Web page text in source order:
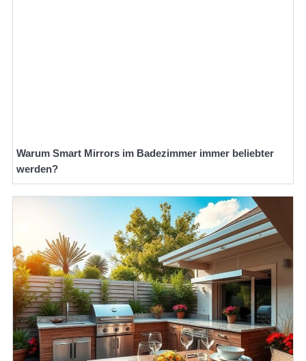
Warum Smart Mirrors im Badezimmer immer beliebter
werden?